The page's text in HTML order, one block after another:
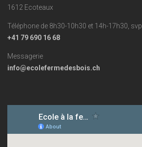
1612 Ecoteaux
Téléphone de 8h30-10h30 et 14h-17h30, svp
+41 79 690 16 68
Messagerie
info@ecolefermedesbois.ch